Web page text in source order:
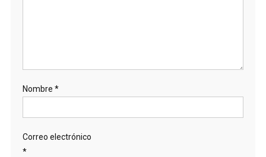
Nombre *
Correo electrónico
*